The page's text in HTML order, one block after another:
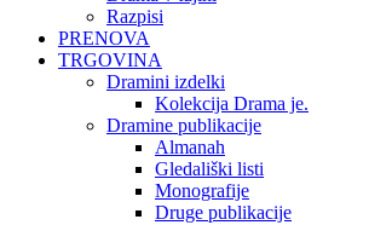
Razpisi
PRENOVA
TRGOVINA
Dramini izdelki
Kolekcija Drama je.
Dramine publikacije
Almanah
Gledališki listi
Monografije
Druge publikacije